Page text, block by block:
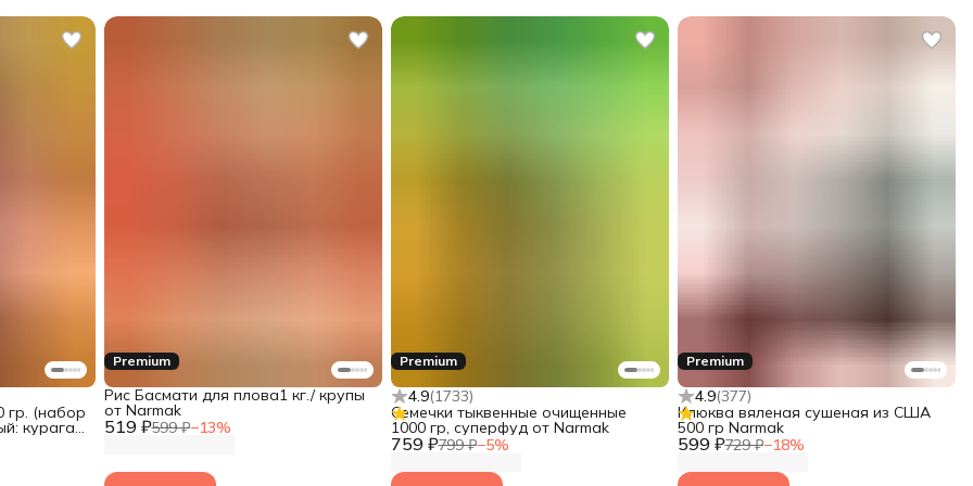
гр. (набор
курага,
Premium
519 ₽599 ₽−13%
Рис Басмати для плова1 кг./ крупы
от Narmak
Premium
4.9(1733)
759 ₽799 ₽−5%
Семечки тыквенные очищенные
1000 гр, суперфуд от Narmak
Premium
4.9(377)
599 ₽729 ₽−18%
Клюква вяленая сушеная из США
500 гр Narmak